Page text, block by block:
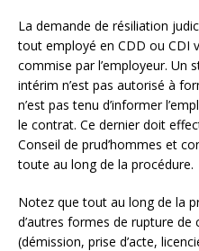
La demande de résiliation
tout employé en CDD ou CDI
commise par l’employeur. Un
intérim n’est pas autorisé à
n’est pas tenu d’informer
le contrat. Ce dernier doit
Conseil de prud’hommes et
toute au long de la procédure.
Notez que tout au long de la
d’autres formes de rupture
(démission, prise d’acte,